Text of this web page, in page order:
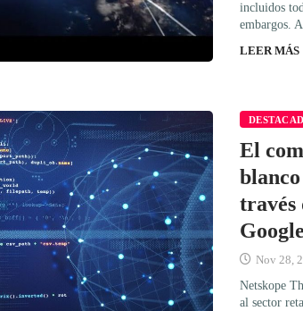
incluidos
embargos.
LEER MÁS
El
través
Google
Nov 28,
Netskope
al sector